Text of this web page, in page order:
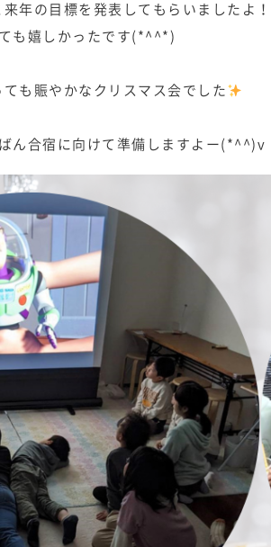
年の目標を発表してもらいましたよ！
も嬉しかったです(*^^*)
も賑やかなクリスマス会でした
ん合宿に向けて準備しますよー(*^^)v